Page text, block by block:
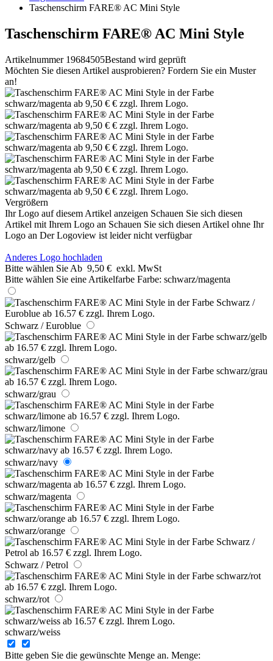
Taschenschirm FARE® AC Mini Style
Taschenschirm FARE® AC Mini Style
Artikelnummer 19684505Bestand wird geprüft
Möchten Sie diesen Artikel ausprobieren? Fordern Sie ein Muster
an!
Vergrößern
Ihr Logo auf diesem Artikel anzeigen Schauen Sie sich diesen
Artikel mit Ihrem Logo an Schauen Sie sich diesen Artikel ohne Ihr
Logo an Der Logoview ist leider nicht verfügbar
Anderes Logo hochladen
Bitte wählen Sie Ab 9,50 € exkl. MwSt
Bitte wählen Sie eine Artikelfarbe Farbe: schwarz/magenta
Schwarz / Euroblue
schwarz/gelb
schwarz/grau
schwarz/limone
schwarz/navy
schwarz/magenta
schwarz/orange
Schwarz / Petrol
schwarz/rot
schwarz/weiss
Bitte geben Sie die gewünschte Menge an. Menge: